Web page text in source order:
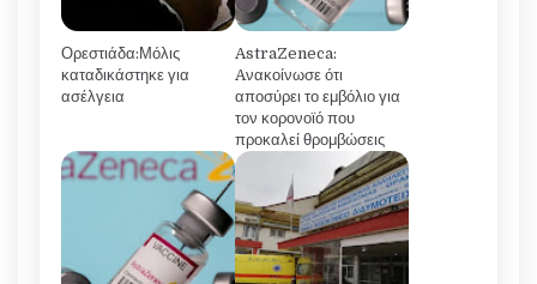
Ορεστιάδα:Μόλις
καταδικάστηκε για
ασέλγεια
AstraZeneca:
Aνακοίνωσε ότι
αποσύρει το εμβόλιο για
τον κορονοϊό που
προκαλεί θρομβώσεις